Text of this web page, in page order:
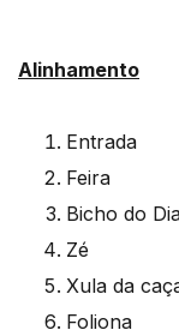
Alinhamento
Entrada
Feira
Bicho do
Zé
Xula da
Foliona